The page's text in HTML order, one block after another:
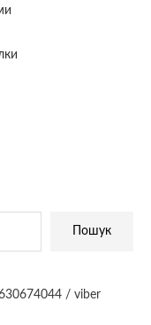
Пошук
/ viber